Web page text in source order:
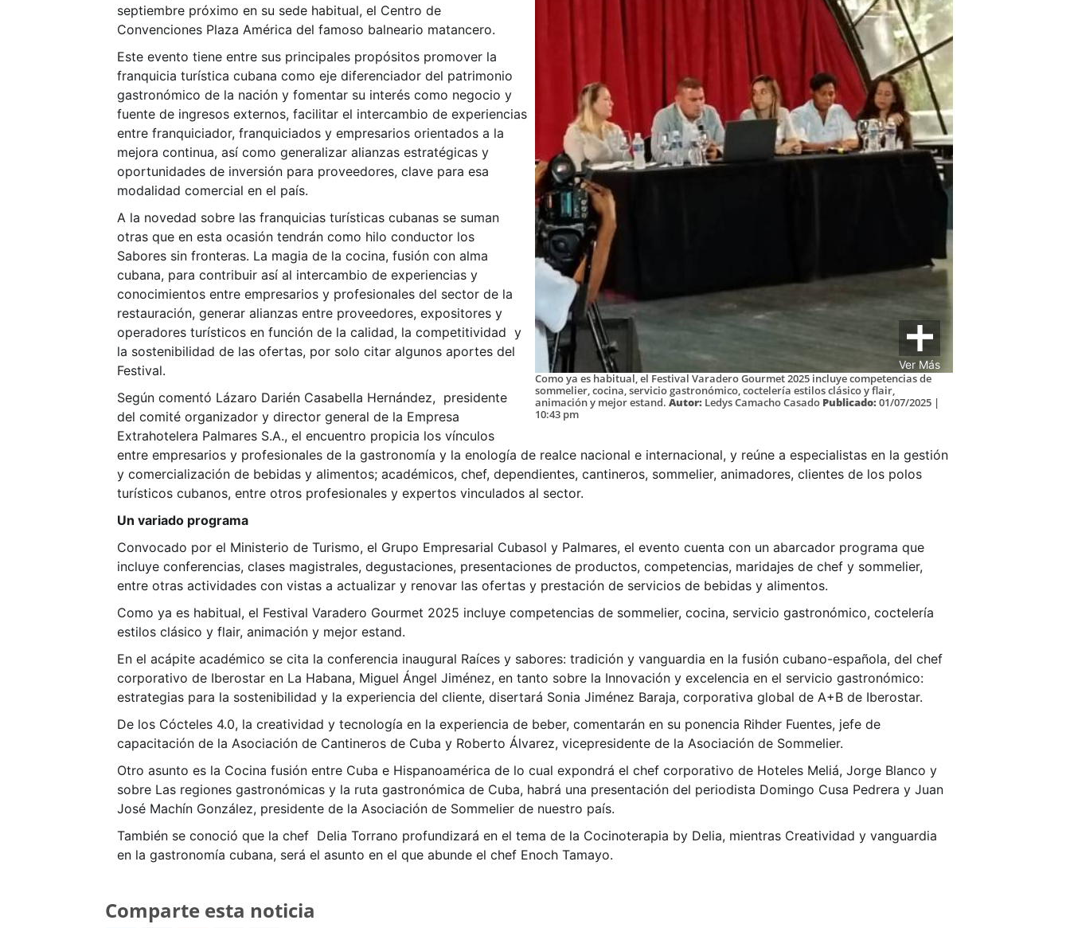
Ver Más
Como ya es habitual, el Festival Varadero Gourmet 2025 incluye competencias de
sommelier, cocina, servicio gastronómico, coctelería estilos clásico y flair,
animación y mejor estand. Autor: Ledys Camacho Casado Publicado: 01/07/2025 |
10:43 pm
septiembre próximo en su sede habitual, el Centro de
Convenciones Plaza América del famoso balneario matancero.
Este evento tiene entre sus principales propósitos promover la
franquicia turística cubana como eje diferenciador del patrimonio
gastronómico de la nación y fomentar su interés como negocio y
fuente de ingresos externos, facilitar el intercambio de experiencias
entre franquiciador, franquiciados y empresarios orientados a la
mejora continua, así como generalizar alianzas estratégicas y
oportunidades de inversión para proveedores, clave para esa
modalidad comercial en el país.
A la novedad sobre las franquicias turísticas cubanas se suman
otras que en esta ocasión tendrán como hilo conductor los
Sabores sin fronteras. La magia de la cocina, fusión con alma
cubana, para contribuir así al intercambio de experiencias y
conocimientos entre empresarios y profesionales del sector de la
restauración, generar alianzas entre proveedores, expositores y
operadores turísticos en función de la calidad, la competitividad y
la sostenibilidad de las ofertas, por solo citar algunos aportes del
Festival.
Según comentó Lázaro Darién Casabella Hernández, presidente
del comité organizador y director general de la Empresa
Extrahotelera Palmares S.A., el encuentro propicia los vínculos
entre empresarios y profesionales de la gastronomía y la enología de realce nacional e internacional, y reúne a especialistas en la gestión
y comercialización de bebidas y alimentos; académicos, chef, dependientes, cantineros, sommelier, animadores, clientes de los polos
turísticos cubanos, entre otros profesionales y expertos vinculados al sector.
Un variado programa
Convocado por el Ministerio de Turismo, el Grupo Empresarial Cubasol y Palmares, el evento cuenta con un abarcador programa que
incluye conferencias, clases magistrales, degustaciones, presentaciones de productos, competencias, maridajes de chef y sommelier,
entre otras actividades con vistas a actualizar y renovar las ofertas y prestación de servicios de bebidas y alimentos.
Como ya es habitual, el Festival Varadero Gourmet 2025 incluye competencias de sommelier, cocina, servicio gastronómico, coctelería
estilos clásico y flair, animación y mejor estand.
En el acápite académico se cita la conferencia inaugural Raíces y sabores: tradición y vanguardia en la fusión cubano-española, del chef
corporativo de Iberostar en La Habana, Miguel Ángel Jiménez, en tanto sobre la Innovación y excelencia en el servicio gastronómico:
estrategias para la sostenibilidad y la experiencia del cliente, disertará Sonia Jiménez Baraja, corporativa global de A+B de Iberostar.
De los Cócteles 4.0, la creatividad y tecnología en la experiencia de beber, comentarán en su ponencia Rihder Fuentes, jefe de
capacitación de la Asociación de Cantineros de Cuba y Roberto Álvarez, vicepresidente de la Asociación de Sommelier.
Otro asunto es la Cocina fusión entre Cuba e Hispanoamérica de lo cual expondrá el chef corporativo de Hoteles Meliá, Jorge Blanco y
sobre Las regiones gastronómicas y la ruta gastronómica de Cuba, habrá una presentación del periodista Domingo Cusa Pedrera y Juan
José Machín González, presidente de la Asociación de Sommelier de nuestro país.
También se conoció que la chef Delia Torrano profundizará en el tema de la Cocinoterapia by Delia, mientras Creatividad y vanguardia
en la gastronomía cubana, será el asunto en el que abunde el chef Enoch Tamayo.
Comparte esta noticia